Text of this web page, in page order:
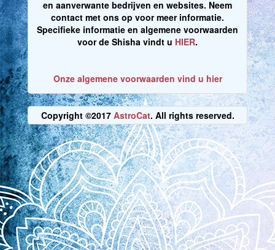
en aanverwante bedrijven en websites. Neem
contact met ons op voor meer informatie.
Specifieke informatie en algemene voorwaarden
voor de Shisha vindt u HIER.
Onze algemene voorwaarden vind u hier
Copyright ©2017 AstroCat. All rights reserved.